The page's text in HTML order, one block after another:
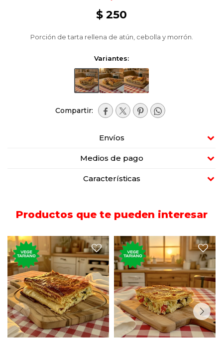
$ 250
Porción de tarta rellena de atún, cebolla y morrón.
Variantes:
   
Envíos
Medios de pago
Características
Productos que te pueden interesar
Porción de tarta rellena de
puerro, cebolla y morrón.
Porción de tarta rellena con
zapallitos, cebolla y morrón.